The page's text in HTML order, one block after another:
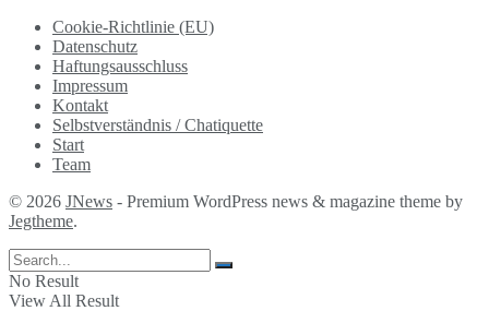
Cookie-Richtlinie (EU)
Datenschutz
Haftungsausschluss
Impressum
Kontakt
Selbstverständnis / Chatiquette
Start
Team
© 2026 JNews - Premium WordPress news & magazine theme by
Jegtheme.
No Result
View All Result